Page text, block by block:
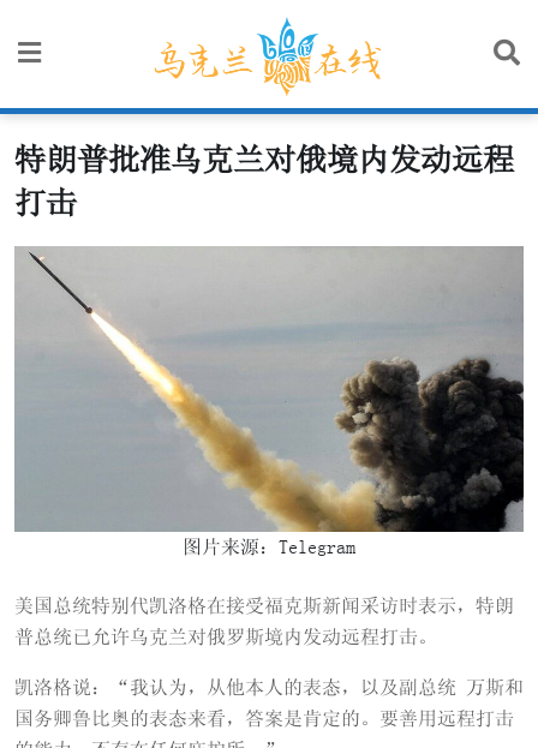
特朗普批准乌克兰对俄境内发动远程
打击
图片来源：Telegram
美国总统特别代凯洛格在接受福克斯新闻采访时表示，特朗
普总统已允许乌克兰对俄罗斯境内发动远程打击。
凯洛格说：“我认为，从他本人的表态，以及副总统 万斯和
国务卿鲁比奥的表态来看，答案是肯定的。要善用远程打击